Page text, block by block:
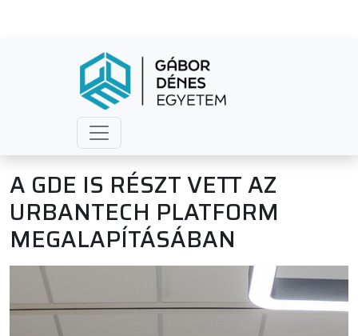
A GDE IS RÉSZT VETT AZ
URBANTECH PLATFORM
MEGALAPÍTÁSÁBAN